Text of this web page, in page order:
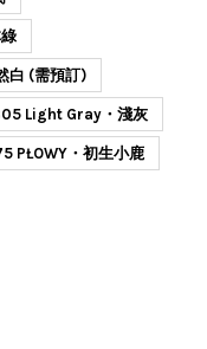
白 (需預訂)
Light Gray・淺灰
PŁOWY・初生小鹿